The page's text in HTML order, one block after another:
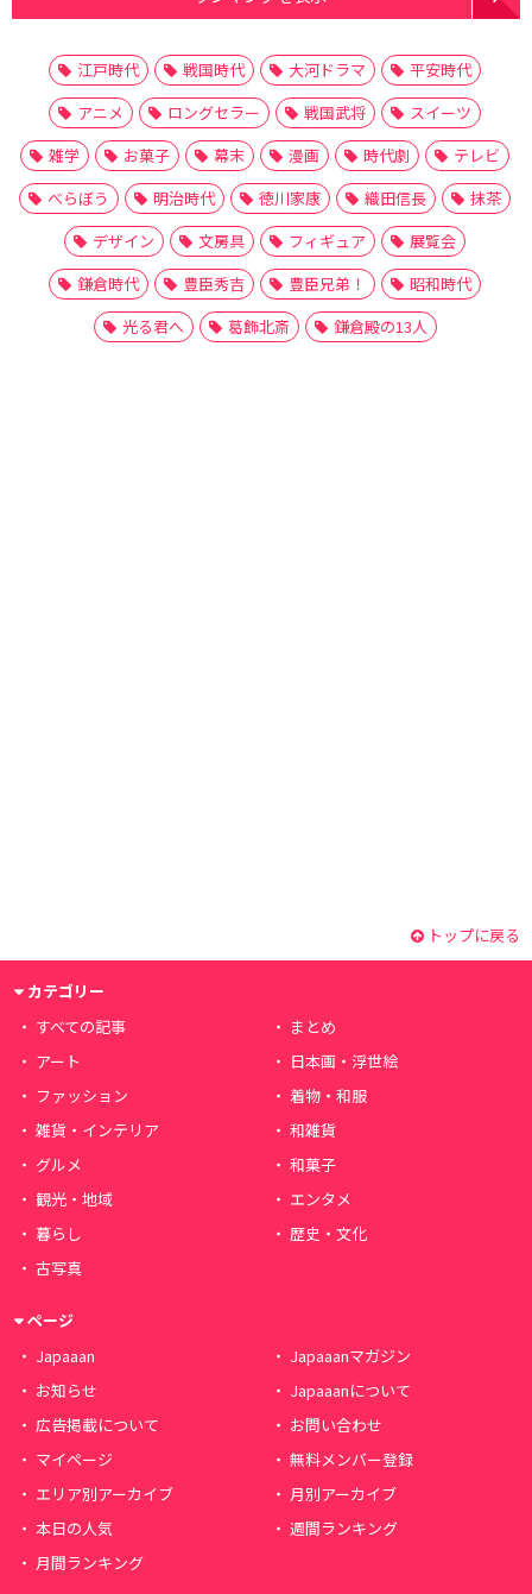
江戸時代 戦国時代 大河ドラマ
平安時代
アニメ
ロングセラー 戦国武将
スイーツ
雑学
お菓子 幕末 漫画 時代劇
テレビ
べらぼう
明治時代 徳川家康 織田信長
抹茶
デザイン
文房具 フィギュア
展覧会
鎌倉時代
豊臣秀吉 豊臣兄弟！
昭和時代
光る君へ
葛飾北斎 鎌倉殿の13人
トップに戻る
カテゴリー
すべての記事
まとめ
アート
日本画・浮世絵
ファッション
着物・和服
雑貨・インテリア
和雑貨
グルメ
和菓子
観光・地域
エンタメ
暮らし
歴史・文化
古写真
ページ
Japaaan
Japaaanマガジン
お知らせ
Japaaanについて
広告掲載について
お問い合わせ
マイページ
無料メンバー登録
エリア別アーカイブ
月別アーカイブ
本日の人気
週間ランキング
月間ランキング